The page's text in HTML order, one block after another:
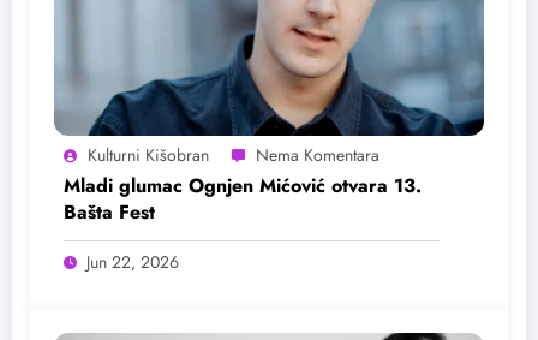
Kulturni Kišobran
Mladi glumac Ognjen Mićović otvara 13.
Bašta Fest
Jun 22, 2026